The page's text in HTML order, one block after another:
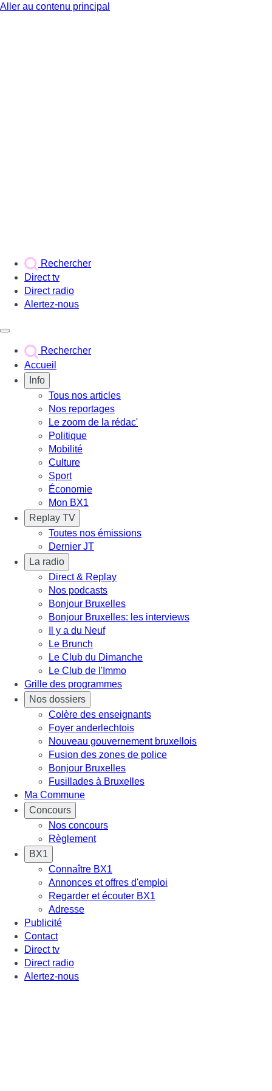
Aller au contenu principal
Rechercher
Direct tv
Direct radio
Alertez-nous
Rechercher
Accueil
Info
Tous nos articles
Nos reportages
Le zoom de la rédac'
Politique
Mobilité
Culture
Sport
Économie
Mon BX1
Replay TV
Toutes nos émissions
Dernier JT
La radio
Direct & Replay
Nos podcasts
Bonjour Bruxelles
Bonjour Bruxelles: les interviews
Il y a du Neuf
Le Brunch
Le Club du Dimanche
Le Club de l'Immo
Grille des programmes
Nos dossiers
Colère des enseignants
Foyer anderlechtois
Nouveau gouvernement bruxellois
Fusion des zones de police
Bonjour Bruxelles
Fusillades à Bruxelles
Ma Commune
Concours
Nos concours
Règlement
BX1
Connaître BX1
Annonces et offres d'emploi
Regarder et écouter BX1
Adresse
Publicité
Contact
Direct tv
Direct radio
Alertez-nous